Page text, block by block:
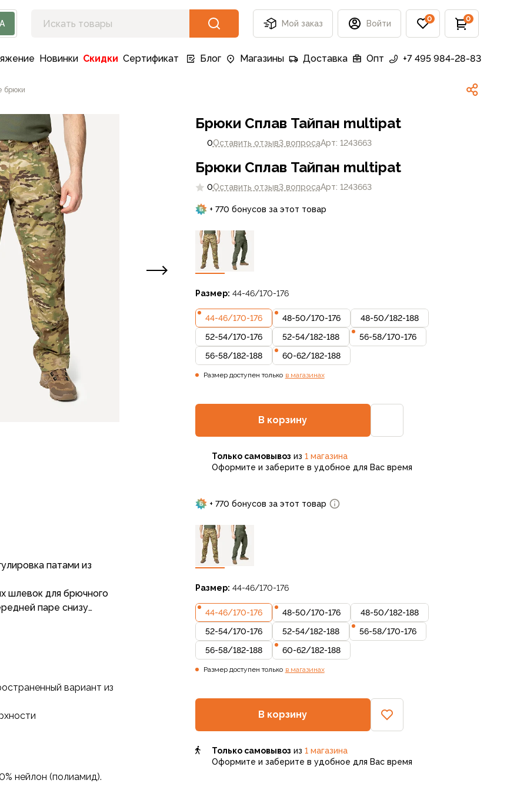
Мой заказ Войти 0 0
Новинки Скидки Сертификат Блог Магазины Доставка Опт +7 495 984-28-83
брюки
патами из
шлевок для брючного
паре снизу
ретракторов,
брюк по
ткани.
и усиливающими
усиливающие накладки
вариант из
нейлон (полиамид).
+ 770 бонусов за этот товар
Брюки Сплав Тайпан multipat
Размер: 44-46/170-176
44-46/170-176 48-50/170-176 48-50/182-188
52-54/170-176 52-54/182-188 56-58/170-176
56-58/182-188 60-62/182-188
Размер доступен только в магазинах
В корзину
0Оставить отзыв3 вопросаАрт: 1243663
Только самовывоз из 1 магазина
Оформите и заберите в удобное для Вас время
+ 770 бонусов за этот товар
Брюки Сплав Тайпан multipat
Размер: 44-46/170-176
44-46/170-176 48-50/170-176 48-50/182-188
52-54/170-176 52-54/182-188 56-58/170-176
56-58/182-188 60-62/182-188
Размер доступен только в магазинах
В корзину
0Оставить отзыв3 вопросаАрт: 1243663
Только самовывоз из 1 магазина
Оформите и заберите в удобное для Вас время